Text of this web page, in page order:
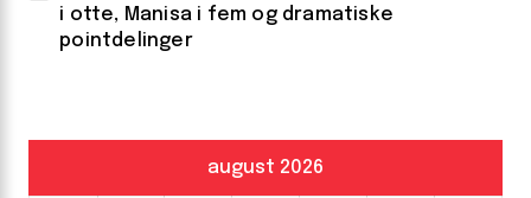
i otte, Manisa i fem og dramatiske
pointdelinger
august 2026